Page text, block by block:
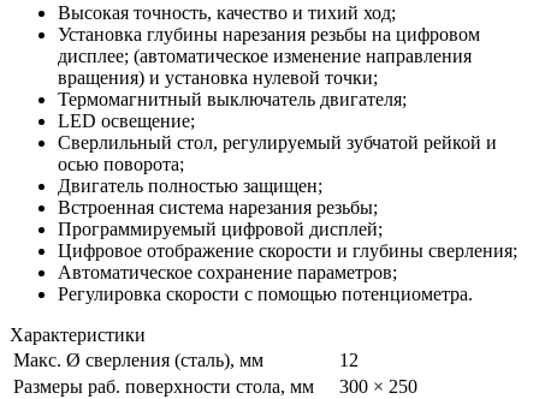
Высокая точность, качество и тихий ход;
Установка глубины нарезания резьбы на цифровом
дисплее; (автоматическое изменение направления
вращения) и установка нулевой точки;
Термомагнитный выключатель двигателя;
LED освещение;
Сверлильный стол, регулируемый зубчатой рейкой и
осью поворота;
Двигатель полностью защищен;
Встроенная система нарезания резьбы;
Программируемый цифровой дисплей;
Цифровое отображение скорости и глубины сверления;
Автоматическое сохранение параметров;
Регулировка скорости с помощью потенциометра.
Характеристики
Макс. Ø сверления (сталь), мм
12
Размеры раб. поверхности стола, мм
300 × 250